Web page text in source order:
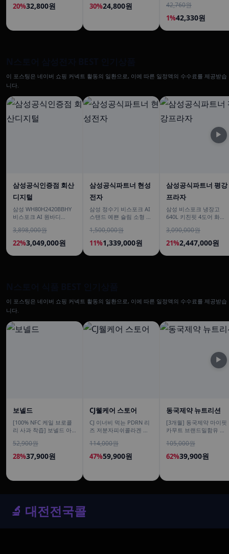
20%32,800원 30%24,800원 42,760원
1%42,330원
이 포스팅은 네이버 쇼핑 커넥트 활동의 일환으로, 이에 따른 일정액의 수수료를 제공받습
니다.
삼성공식인증점 회산
디지털
삼성 WH80H2420BBHY
비스포크 AI 원바디
입 1등급
3,898,000원
22%3,049,000원
삼성공식파트너 현성
전자
삼성 정수기 비스포크 AI
스탠드 예쁜 슬림 소형 일
커피정수기
1,500,000원
11%1,339,000원
삼성공식파트너 평강
프라자
삼성 비스포크 냉장고
640L 키친핏 4도어 화이
3,090,000원
21%2,447,000원
▶
이 포스팅은 네이버 쇼핑 커넥트 활동의 일환으로, 이에 따른 일정액의 수수료를 제공받습
니다.
보넬드
[100% NFC 케일 브로콜
리 사과 착즙] 보넬드 아
개
52,900원
28%37,900원
CJ웰케어 스토어
CJ 이너비 먹는 PDRN 리
즈 저분자피쉬콜라겐 히
14포, 3개
114,000원
47%59,900원
동국제약 뉴트리션
[3개월] 동국제약 마이핏
카무트 브랜드밀함유 효
치 30포, 3개
105,000원
62%39,900원
▶
🔬 대전전국콜